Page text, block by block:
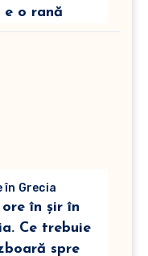
e o rană
în Grecia
în șir în
Ce trebuie
spre